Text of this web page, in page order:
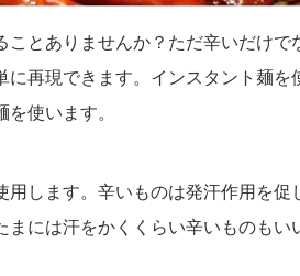
ことありませんか？ただ辛いだけで
再現できます。 インスタント麺を
使います。
します。 辛いものは発汗作用を促
には汗をかくく らい辛いものもい